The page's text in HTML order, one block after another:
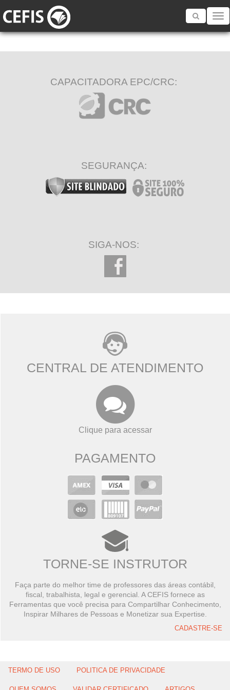
Toggle
CAPACITADORA EPC/CRC:
SEGURANÇA:
SIGA-NOS:
CENTRAL DE ATENDIMENTO
Clique para acessar
PAGAMENTO
TORNE-SE INSTRUTOR
Faça parte do melhor time de professores das áreas contábil,
fiscal, trabalhista, legal e gerencial. A CEFIS fornece as
Ferramentas que você precisa para Compartilhar Conhecimento,
Inspirar Milhares de Pessoas e Monetizar sua Expertise.
CADASTRE-SE
TERMO DE USO POLITICA DE PRIVACIDADE